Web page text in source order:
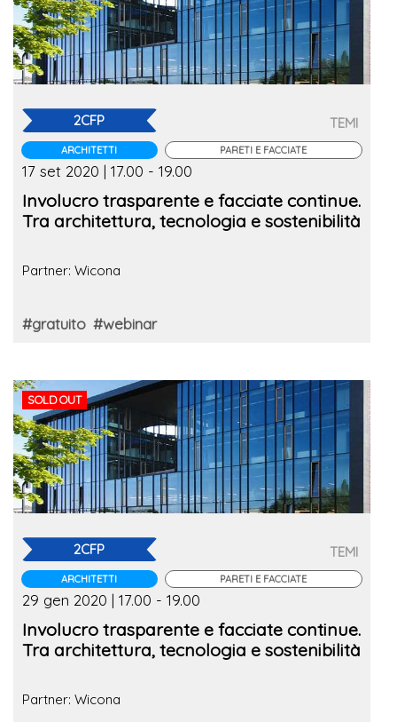
2CFP
ARCHITETTI
TEMI
PARETI E FACCIATE
17 set 2020 | 17.00 - 19.00
Involucro trasparente e facciate continue.
Tra architettura, tecnologia e sostenibilità
Partner: Wicona
#gratuito #webinar
SOLD OUT
2CFP
ARCHITETTI
TEMI
PARETI E FACCIATE
29 gen 2020 | 17.00 - 19.00
Involucro trasparente e facciate continue.
Tra architettura, tecnologia e sostenibilità
Partner: Wicona